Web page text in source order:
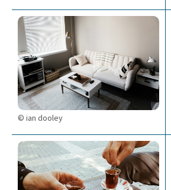
© ian dooley